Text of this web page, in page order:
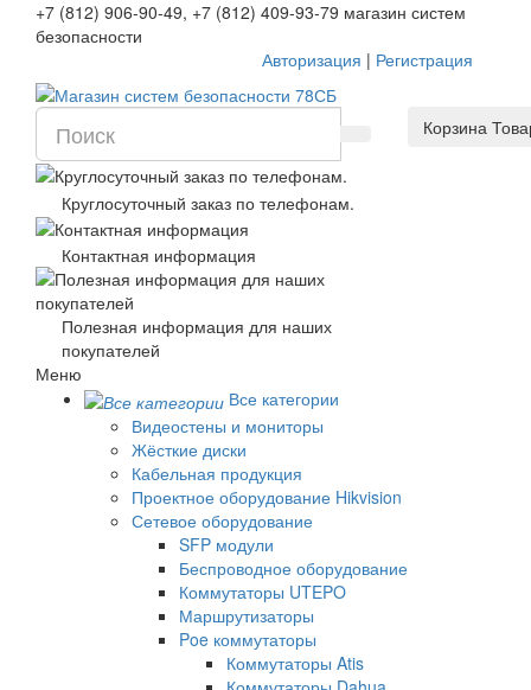
+7 (812) 906-90-49, +7 (812) 409-93-79 магазин систем
безопасности
Авторизация | Регистрация
Круглосуточный заказ по телефонам.
Контактная информация
Полезная информация для наших
покупателей
Корзина
Меню
Все категории
Видеостены и мониторы
Жёсткие диски
Кабельная продукция
Проектное оборудование Hikvision
Сетевое оборудование
SFP модули
Беспроводное оборудование
Коммутаторы UTEPO
Маршрутизаторы
Poe коммутаторы
Коммутаторы Atis